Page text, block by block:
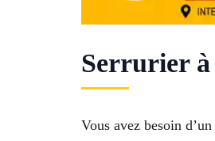
Serrurier
Vous avez besoin